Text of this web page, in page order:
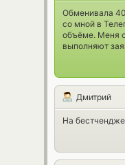
Обменивала
со мной в
объёме. Меня
выполняют
Дмитрий
На бестчендже